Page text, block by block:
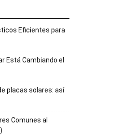
Eficientes para
Está Cambiando el
placas solares: así
Comunes al